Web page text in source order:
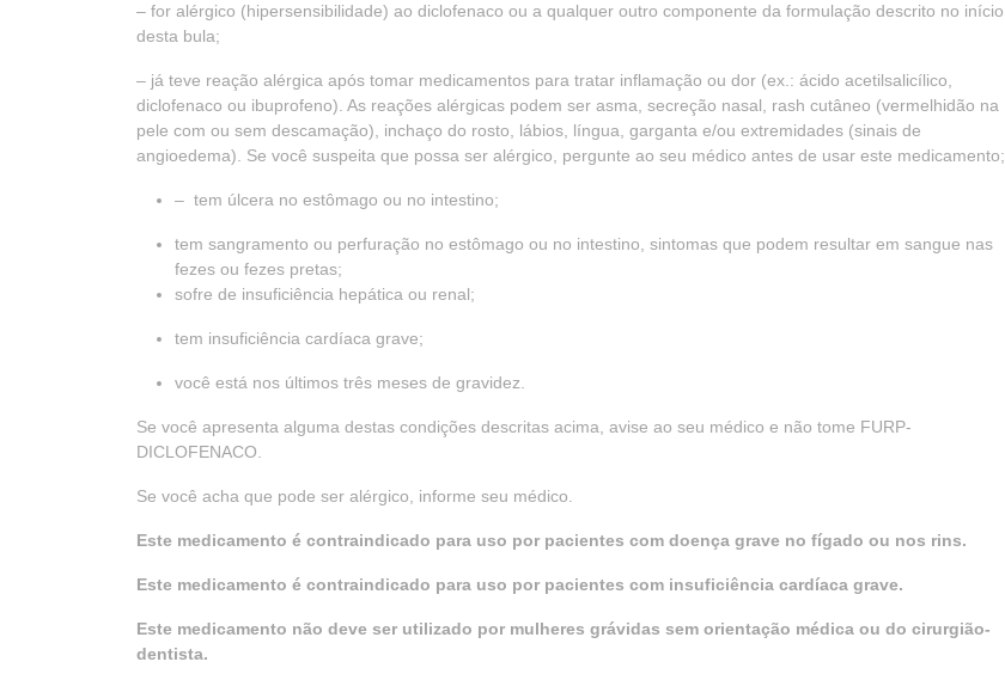
– for alérgico (hipersensibilidade) ao diclofenaco ou a qualquer outro componente da formulação descrito no início
desta bula;
– já teve reação alérgica após tomar medicamentos para tratar inflamação ou dor (ex.: ácido acetilsalicílico,
diclofenaco ou ibuprofeno). As reações alérgicas podem ser asma, secreção nasal, rash cutâneo (vermelhidão na
pele com ou sem descamação), inchaço do rosto, lábios, língua, garganta e/ou extremidades (sinais de
angioedema). Se você suspeita que possa ser alérgico, pergunte ao seu médico antes de usar este medicamento;
– tem úlcera no estômago ou no intestino;
tem sangramento ou perfuração no estômago ou no intestino, sintomas que podem resultar em sangue nas
fezes ou fezes pretas;
sofre de insuficiência hepática ou renal;
tem insuficiência cardíaca grave;
você está nos últimos três meses de gravidez.
Se você apresenta alguma destas condições descritas acima, avise ao seu médico e não tome FURP-
DICLOFENACO.
Se você acha que pode ser alérgico, informe seu médico.
Este medicamento é contraindicado para uso por pacientes com doença grave no fígado ou nos rins.
Este medicamento é contraindicado para uso por pacientes com insuficiência cardíaca grave.
Este medicamento não deve ser utilizado por mulheres grávidas sem orientação médica ou do cirurgião-
dentista.